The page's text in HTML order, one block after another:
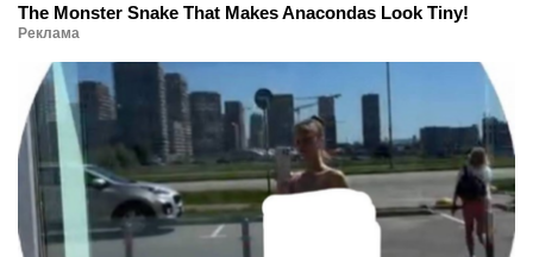
The Monster Snake That Makes Anacondas Look Tiny!
Реклама